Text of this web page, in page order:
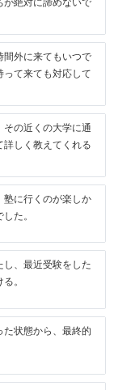
が絶対に諦めないで
間外に来てもいつで
って来ても対応して
の近くの大学に通
詳しく教えてくれる
塾に行くのが楽しか
た。
し、最近受験をした
。
状態から、最終的